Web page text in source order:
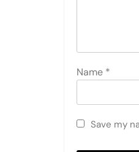
Name *
Save my